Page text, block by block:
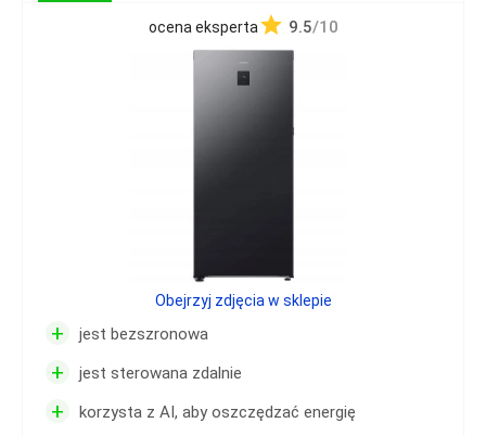
ocena eksperta 9.5/10
+ jest bezszronowa
+ jest sterowana zdalnie
+ korzysta z AI, aby oszczędzać energię
Obejrzyj zdjęcia w sklepie